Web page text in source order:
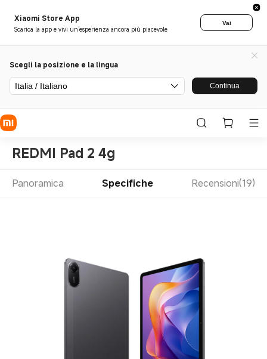
Xiaomi Store App
Scarica la app e vivi un'esperienza ancora più piacevole
Vai
Scegli la posizione e la lingua
Italia / Italiano Continua
REDMI Pad 2 4g
Panoramica Specifiche Recensioni(19)